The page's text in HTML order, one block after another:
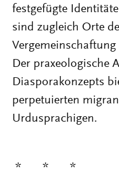
festgefügte
sind zugleich Orte
Der praxeologische
Diasporakonzepts
perpetuierten
Urdusprachigen.
* * *